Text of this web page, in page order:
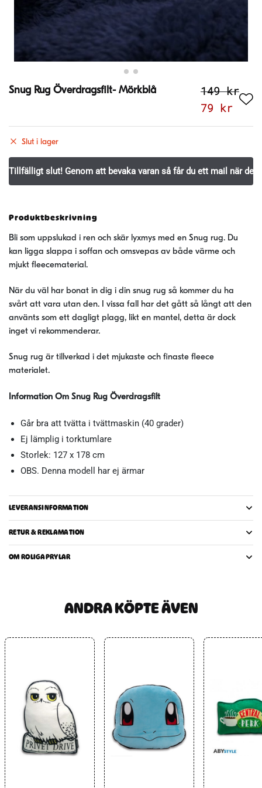
Snug Rug Överdragsfilt- Mörkblå 149kr
Det
var:
149 kr.
79 krDet
är:
79
Slut i lager
Produktbeskrivning
Bli som uppslukad i ren och skär lyxmys med en Snug rug. Du
kan ligga slappa i soffan och omsvepas av både värme och
mjukt fleecematerial.
När du väl har bonat in dig i din snug rug så kommer du ha
svårt att vara utan den. I vissa fall har det gått så långt att den
använts som ett dagligt plagg, likt en mantel, detta är dock
inget vi rekommenderar.
Snug rug är tillverkad i det mjukaste och finaste fleece
materialet.
Information Om Snug Rug Överdragsfilt
Går bra att tvätta i tvättmaskin (40 grader)
Ej lämplig i torktumlare
Storlek: 127 x 178 cm
OBS. Denna modell har ej ärmar
LEVERANSINFORMATION
RETUR & REKLAMATION
OM ROLIGAPRYLAR
ANDRA KÖPTE ÄVEN